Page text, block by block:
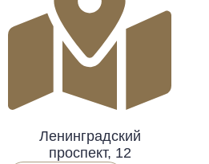
Ленинградский
проспект, 12